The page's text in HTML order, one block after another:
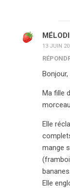
13 JUIN
Bonjour,
Ma fille
Elle
mange
Elle